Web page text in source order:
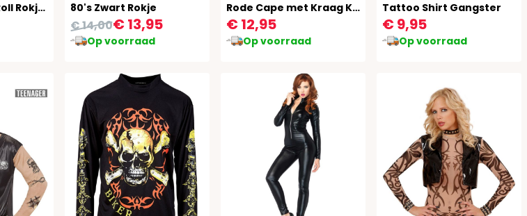
Rood Rock And Roll Rokje Dames 80's Zwart Rokje
€ 13,95
€ 14,00
Op voorraad
Rode Cape met Kraag Kind
€ 12,95
Op voorraad
Tattoo Shirt Gangster
€ 9,95
Op voorraad